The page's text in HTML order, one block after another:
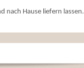
nach Hause liefern lassen.